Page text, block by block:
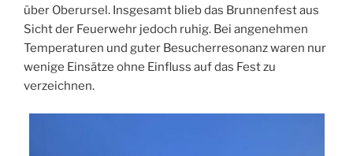
über Oberursel. Insgesamt blieb das Brunnenfest aus
Sicht der Feuerwehr jedoch ruhig. Bei angenehmen
Temperaturen und guter Besucherresonanz waren nur
wenige Einsätze ohne Einfluss auf das Fest zu
verzeichnen.